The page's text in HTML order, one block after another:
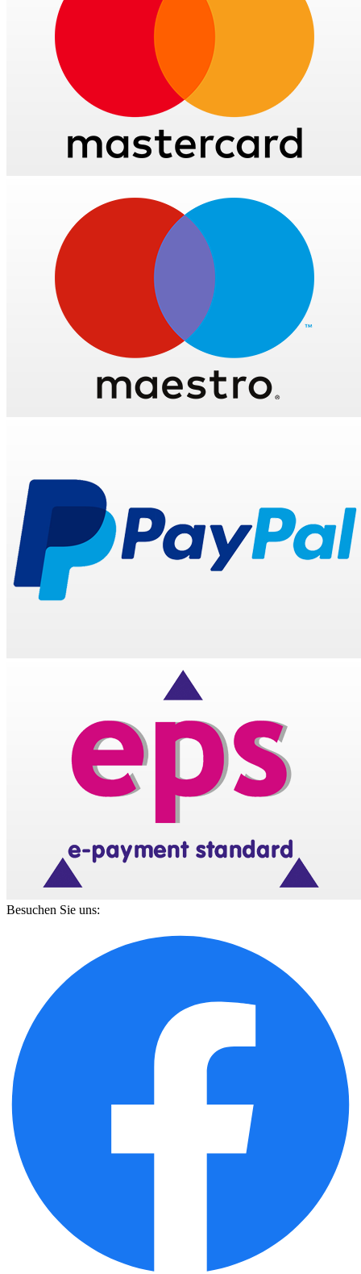
Besuchen Sie uns: